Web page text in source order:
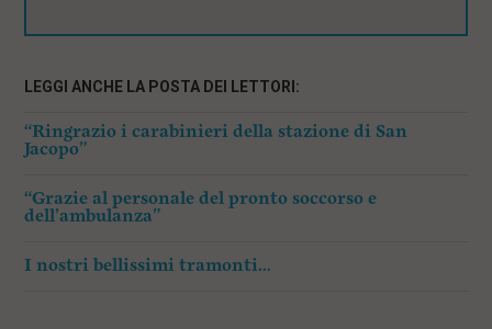
LEGGI ANCHE LA POSTA DEI LETTORI:
“Ringrazio i carabinieri della stazione di San
Jacopo”
“Grazie al personale del pronto soccorso e
dell’ambulanza”
I nostri bellissimi tramonti…